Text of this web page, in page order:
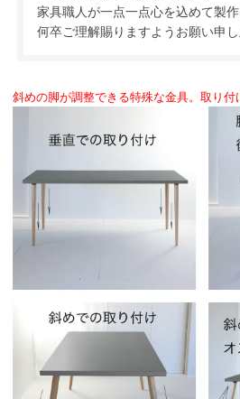
家具職人が一点一点心を込めて製作
何卒ご理解賜りますようお願い申し
斜めの脚が調整できる特殊な金具。取り付